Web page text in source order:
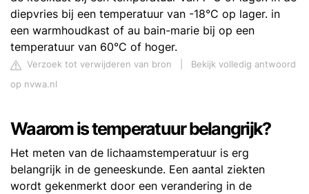
diepvries bij een temperatuur van -18°C op lager. in
een warmhoudkast of au bain-marie bij op een
temperatuur van 60°C of hoger.
Verzoek tot verwijderen van bron
Bekijk volledig antwoord
op nvwa.nl
Waarom is temperatuur belangrijk?
Het meten van de lichaamstemperatuur is erg
belangrijk in de geneeskunde. Een aantal ziekten
wordt gekenmerkt door een verandering in de